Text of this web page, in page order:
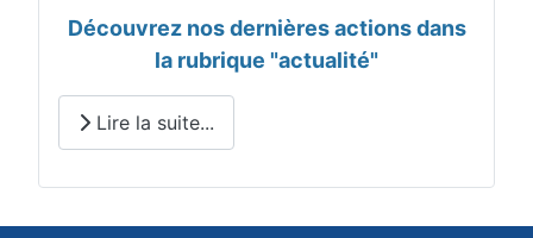
Découvrez nos dernières actions dans
la rubrique "actualité"
Lire la suite...